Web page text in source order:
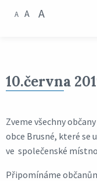
A A A
10.června
Zveme všechny
obce Brusné, které se
ve společenské
Připomínáme